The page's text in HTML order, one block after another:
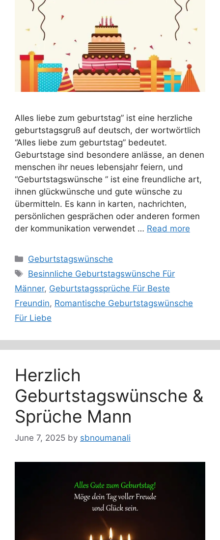
Alles liebe zum geburtstag” ist eine herzliche
geburtstagsgruß auf deutsch, der wortwörtlich
“Alles liebe zum geburtstag” bedeutet.
Geburtstage sind besondere anlässe, an denen
menschen ihr neues lebensjahr feiern, und
“Geburtstagswünsche ” ist eine freundliche art,
ihnen glückwünsche und gute wünsche zu
übermitteln. Es kann in karten, nachrichten,
persönlichen gesprächen oder anderen formen
der kommunikation verwendet … Read more
Categories
Geburtstagswünsche
Tags
Besinnliche Geburtstagswünsche Für
Männer, Geburtstagssprüche Für Beste
Freundin, Romantische Geburtstagswünsche
Für Liebe
Herzlich
Geburtstagswünsche &
Sprüche Mann
June 7, 2025 by sbnoumanali